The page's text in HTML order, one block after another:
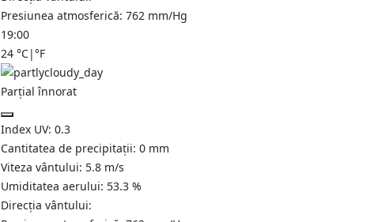
Presiunea atmosferică: 762 mm/Hg
19:00
24 °C|°F
Parțial înnorat
Index UV: 0.3
Cantitatea de precipitații: 0 mm
Viteza vântului: 5.8 m/s
Umiditatea aerului: 53.3 %
Direcția vântului: